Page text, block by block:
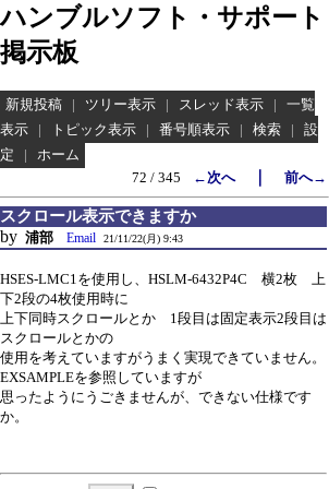
ハンブルソフト・サポート
掲示板
新規投稿 | ツリー表示 | スレッド表示 |
一覧
表示
| トピック表示 | 番号順表示 | 検索 |
設
定
|
ホーム
72 / 345
←次へ｜ 前へ→
スクロール表示できますか
by 浦部 Email 21/11/22(月) 9:43
HSES-LMC1を使用し、HSLM-6432P4C 横2枚 上
下2段の4枚使用時に
上下同時スクロールとか 1段目は固定表示2段目は
スクロールとかの
使用を考えていますがうまく実現できていません。
EXSAMPLEを参照していますが
思ったようにうごきませんが、できない仕様です
か。